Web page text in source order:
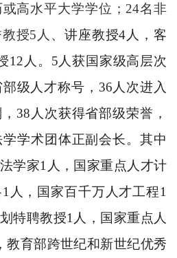
高水平大学学位；24名非
授5人 、讲座教授4人，客
12人。5人获国家级高层次
级人才称号，36人次进入
38人次获得省部级荣誉，
学术团体正副会长。其中
学家1人，国家重点人才计
人，国家百千万人才工程1
特聘教授1人，国家重点人
教育部跨世纪和新世纪优秀